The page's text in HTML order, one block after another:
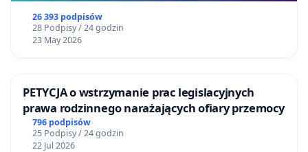
26 393 podpisów
28 Podpisy / 24 godzin
23 May 2026
PETYCJA o wstrzymanie prac legislacyjnych
prawa rodzinnego narażających ofiary przemocy
796 podpisów
25 Podpisy / 24 godzin
22 Jul 2026